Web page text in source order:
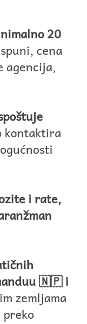
20
cena
agencija,
kontaktira
i rate,
🇳🇵 i
zemljama